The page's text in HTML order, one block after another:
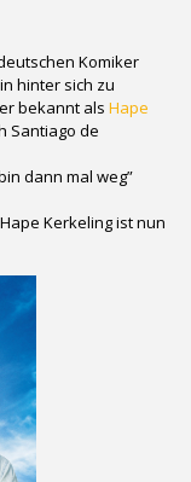
Komiker
hinter sich zu
bekannt als Hape
Santiago de
dann mal weg”
Kerkeling ist nun